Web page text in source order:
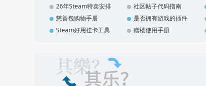
26年Steam特卖安排 社区帖子代码指南
慈善包购物手册
是否拥有游戏的插件
Steam好用挂卡工具
赠楼使用手册